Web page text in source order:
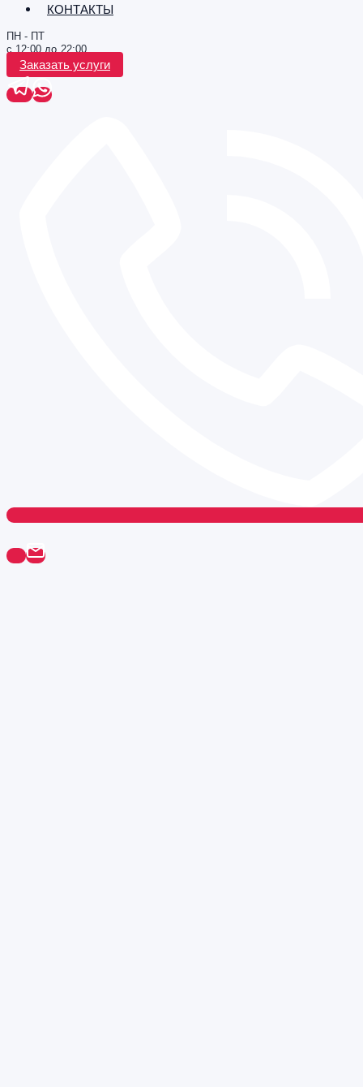
КОНТАКТЫ
ПН - ПТ
с 12:00 до 22:00
Заказать услуги